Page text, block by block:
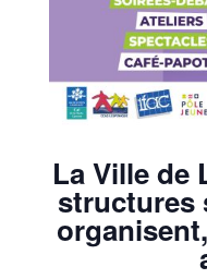
La Ville de
structures